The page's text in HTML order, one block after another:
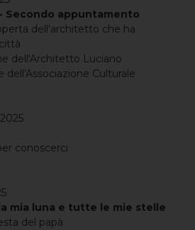
Secondo appuntamento
dell'architetto che ha
dell'Architetto Luciano
dell'Associazione Culturale
conoscerci
mia luna e tutte le mie stelle
del papà